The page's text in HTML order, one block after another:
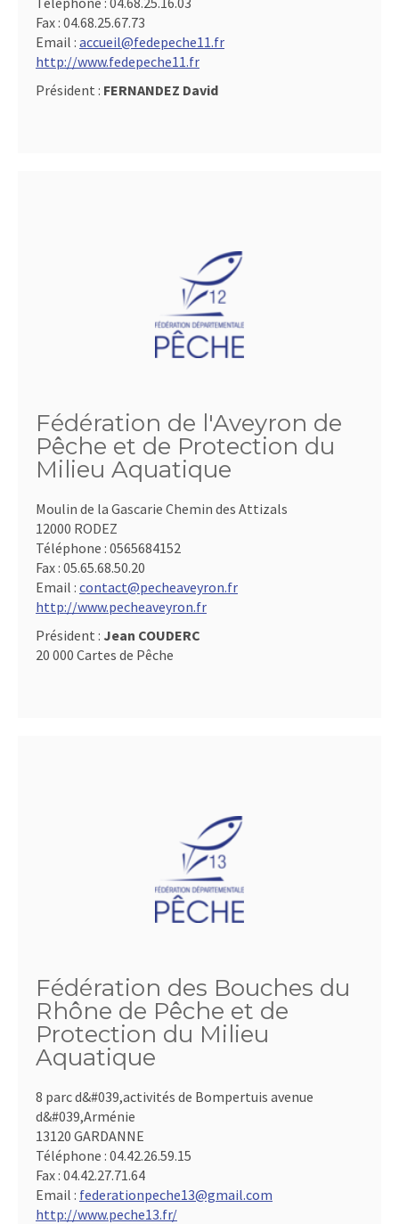
Fax : 04.68.25.67.73
Email : accueil@fedepeche11.fr
http://www.fedepeche11.fr
Président : FERNANDEZ David
Fédération de l'Aveyron de
Pêche et de Protection du
Milieu Aquatique
Moulin de la Gascarie Chemin des Attizals
12000 RODEZ
Téléphone : 0565684152
Fax : 05.65.68.50.20
Email : contact@pecheaveyron.fr
http://www.pecheaveyron.fr
Président : Jean COUDERC
20 000 Cartes de Pêche
Fédération des Bouches du
Rhône de Pêche et de
Protection du Milieu
Aquatique
8 parc d&#039,activités de Bompertuis avenue
d&#039,Arménie
13120 GARDANNE
Téléphone : 04.42.26.59.15
Fax : 04.42.27.71.64
Email : federationpeche13@gmail.com
http://www.peche13.fr/